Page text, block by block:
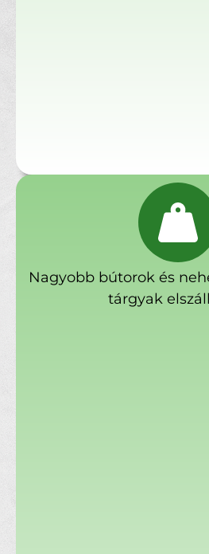
Nagyobb bútorok és
tárgyak